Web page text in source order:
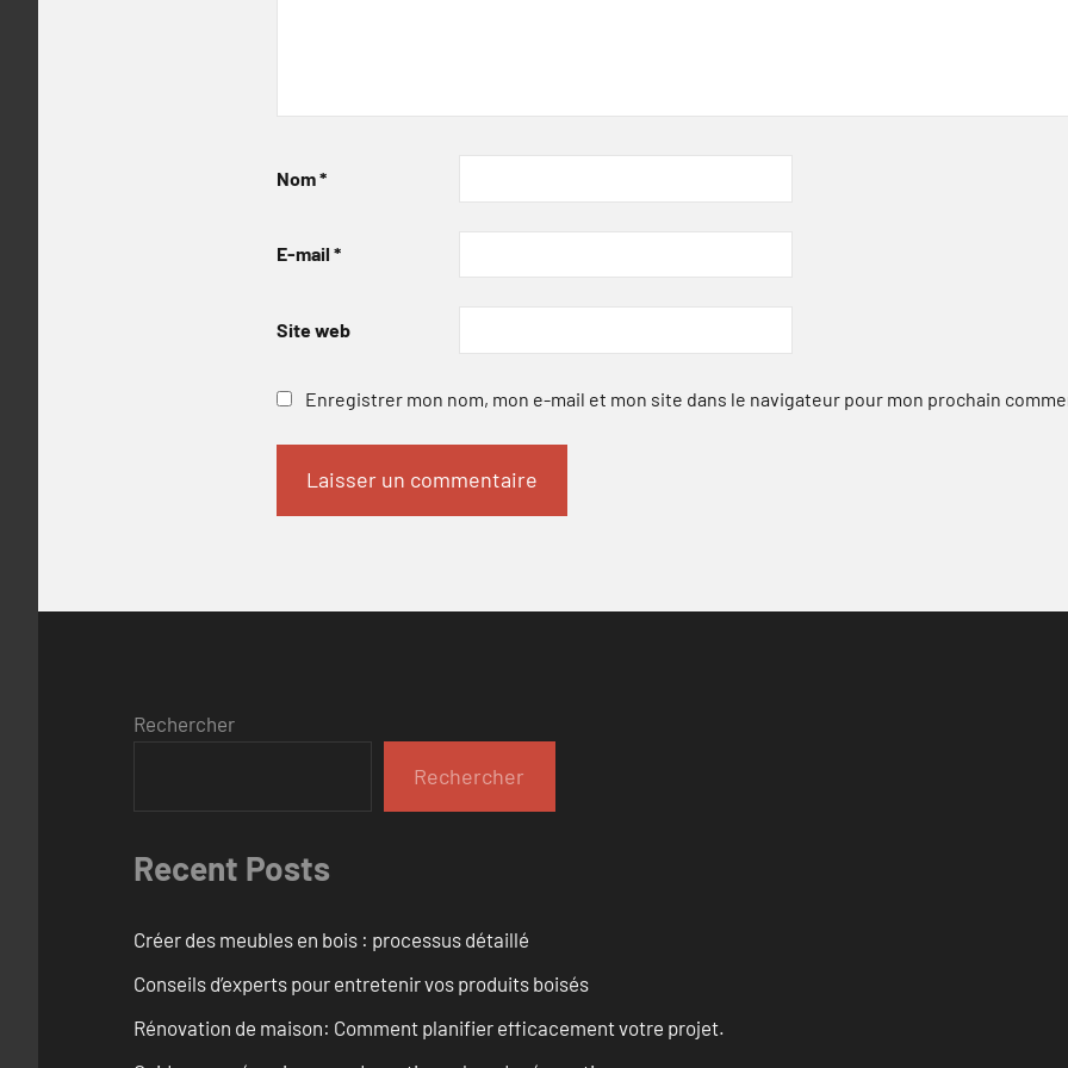
Nom*
E-mail *
Site web
Enregistrer mon nom, mon e-mail et mon site dans le navigateur pour mon prochain
Rechercher
Rechercher
Recent Posts
Créer des meubles en bois : processus détaillé
Conseils d’experts pour entretenir vos produits boisés
Rénovation de maison: Comment planifier efficacement votre projet.